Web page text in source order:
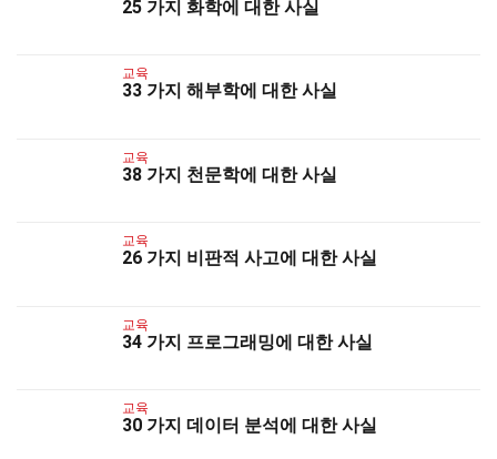
25 가지 화학에 대한 사실
교육
33 가지 해부학에 대한 사실
교육
38 가지 천문학에 대한 사실
교육
26 가지 비판적 사고에 대한 사실
교육
34 가지 프로그래밍에 대한 사실
교육
30 가지 데이터 분석에 대한 사실